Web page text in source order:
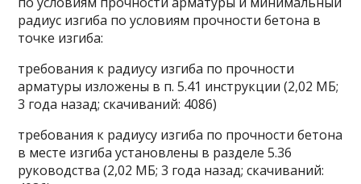
радиус изгиба по условиям прочности бетона в
точке изгиба:
требования к радиусу изгиба по прочности
арматуры изложены в п. 5.41 инструкции (2,02 МБ;
3 года назад; скачиваний: 4086)
требования к радиусу изгиба по прочности бетона
в месте изгиба установлены в разделе 5.36
руководства (2,02 МБ; 3 года назад; скачиваний: